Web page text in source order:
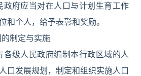
政府应当对在人口与计划生育工作
和个人，给予表彰和奖励。
制定与实施
各级人民政府编制本行政区域的人
口发展规划，制定和组织实施人口